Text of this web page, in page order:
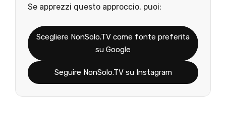
Se apprezzi questo approccio, puoi:
Scegliere NonSolo.TV come fonte preferita
su Google
Seguire NonSolo.TV su Instagram